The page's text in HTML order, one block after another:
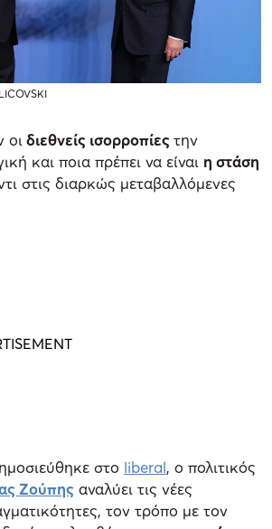
οιδιεθνείς ισορροπίεςτην
και ποια πρέπει να είναι η στάση
στις διαρκώς μεταβαλλόμενες
στο liberal, ο πολιτικός
Ζούπης αναλύει τις νέες
τον τρόπο με τον